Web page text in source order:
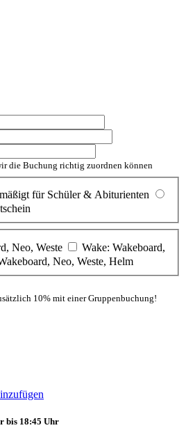
die Buchung richtig zuordnen können
für Schüler & Abiturienten
Neo, Weste
Wake: Wakeboard,
Neo, Weste, Helm
10% mit einer Gruppenbuchung!
bis 18:45 Uhr